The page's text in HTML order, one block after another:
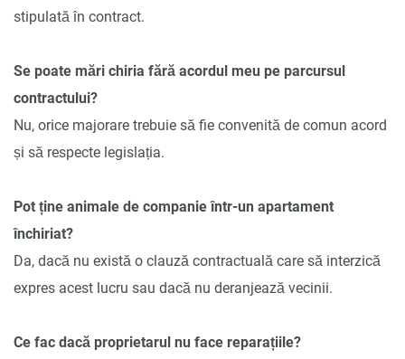
stipulată în contract.
Se poate mări chiria fără acordul meu pe parcursul
contractului?
Nu, orice majorare trebuie să fie convenită de comun acord
și să respecte legislația.
Pot ține animale de companie într-un apartament
închiriat?
Da, dacă nu există o clauză contractuală care să interzică
expres acest lucru sau dacă nu deranjează vecinii.
Ce fac dacă proprietarul nu face reparațiile?